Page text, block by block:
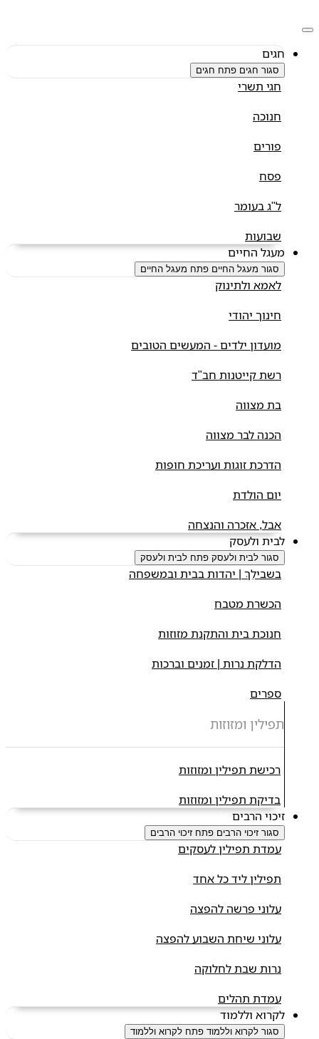
חגים
סגור חגים פתח חגים
חגי תשרי
חנוכה
פורים
פסח
ל"ג בעומר
שבועות
מעגל החיים
סגור מעגל החיים פתח מעגל החיים
לאמא ולתינוק
חינוך יהודי
מועדון ילדים - המעשים הטובים
רשת קייטנות חב"ד
בת מצווה
הכנה לבר מצווה
הדרכת זוגות ועריכת חופות
יום הולדת
אבל, אזכרה והנצחה
לבית ולעסק
סגור לבית ולעסק פתח לבית ולעסק
בשבילֵךְ | יהדות בבית ובמשפחה
הכשרת מטבח
חנוכת בית והתקנת מזוזות
הדלקת נרות | זמנים וברכות
ספרים
תפילין ומזוזות
רכישת תפילין ומזוזות
בדיקת תפילין ומזוזות
זיכוי הרבים
סגור זיכוי הרבים פתח זיכוי הרבים
עמדת תפילין לעסקים
תפילין ליד כל אחד
עלוני פרשה להפצה
עלוני שיחת השבוע להפצה
נרות שבת לחלוקה
עמדת תהלים
לקרוא וללמוד
סגור לקרוא וללמוד פתח לקרוא וללמוד